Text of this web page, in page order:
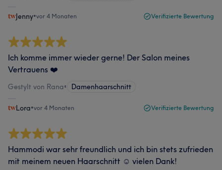
Jenny•vor 4 Monaten Verifizierte Bewertung
Ich komme immer wieder gerne! Der Salon meines
Vertrauens ❤️
Gestylt von Rana• Damenhaarschnitt
Lora•vor 4 Monaten Verifizierte Bewertung
Hammodi war sehr freundlich und ich bin stets zufrieden
mit meinem neuen Haarschnitt ☺️ vielen Dank!